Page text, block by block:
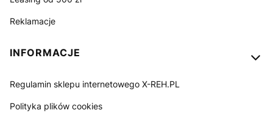
Reklamacje
INFORMACJE
Regulamin sklepu internetowego X-REH.PL
Polityka plików cookies